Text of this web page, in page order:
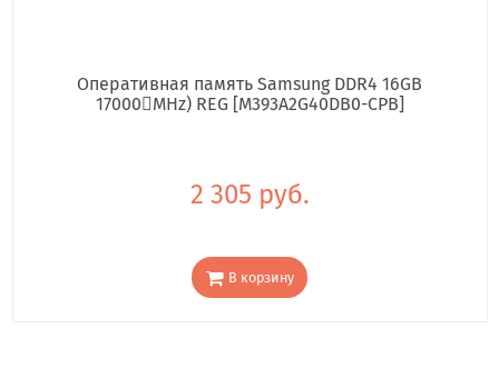
Оперативная память Samsung DDR4 16GB
17000񢋕MHz) REG [M393A2G40DB0-CPB]
2 305 руб.
В корзину